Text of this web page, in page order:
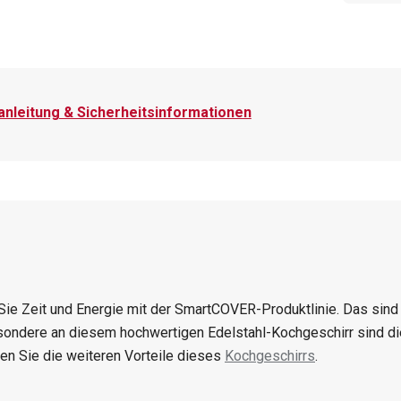
& Sicherheitsinformationen
Zeit und Energie mit der SmartCOVER-Produktlinie. Das sind
an diesem hochwertigen Edelstahl-Kochgeschirr sind
Sie die weiteren Vorteile dieses Kochgeschirrs.